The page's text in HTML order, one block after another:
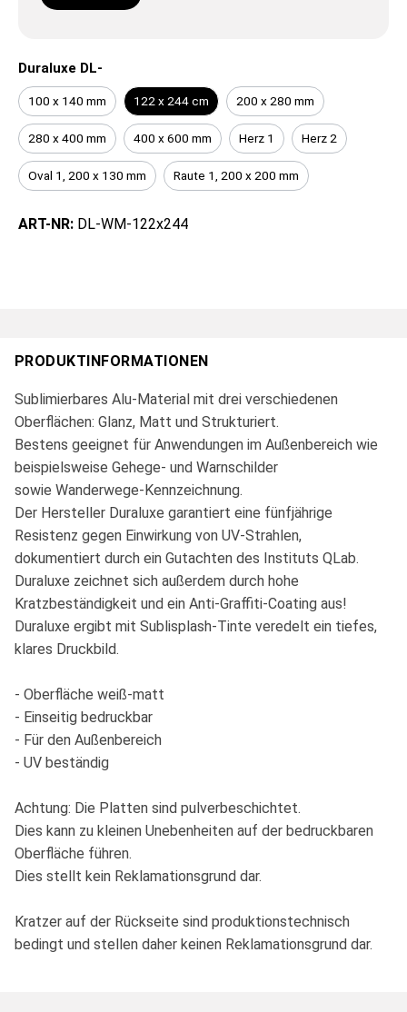
Duraluxe DL-
100 x 140 mm 122 x 244 cm 200 x 280 mm
280 x 400 mm 400 x 600 mm Herz 1 Herz 2
Oval 1, 200 x 130 mm Raute 1, 200 x 200 mm
ART-NR: DL-WM-122x244
PRODUKTINFORMATIONEN
Sublimierbares Alu-Material mit drei verschiedenen
Oberflächen: Glanz, Matt und Strukturiert.
Bestens geeignet für Anwendungen im Außenbereich wie
beispielsweise Gehege- und Warnschilder
sowie Wanderwege-Kennzeichnung.
Der Hersteller Duraluxe garantiert eine fünfjährige
Resistenz gegen Einwirkung von UV-Strahlen,
dokumentiert durch ein Gutachten des Instituts QLab.
Duraluxe zeichnet sich außerdem durch hohe
Kratzbeständigkeit und ein Anti-Graffiti-Coating aus!
Duraluxe ergibt mit Sublisplash-Tinte veredelt ein tiefes,
klares Druckbild.
- Oberfläche weiß-matt
- Einseitig bedruckbar
- Für den Außenbereich
- UV beständig
Achtung: Die Platten sind pulverbeschichtet.
Dies kann zu kleinen Unebenheiten auf der bedruckbaren
Oberfläche führen.
Dies stellt kein Reklamationsgrund dar.
Kratzer auf der Rückseite sind produktionstechnisch
bedingt und stellen daher keinen Reklamationsgrund dar.